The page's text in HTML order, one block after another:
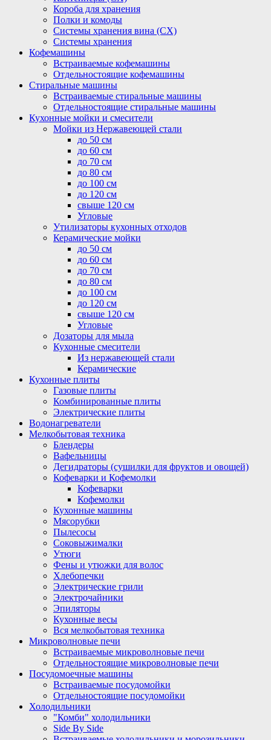
Короба для хранения
Полки и комоды
Системы хранения вина (СХ)
Системы хранения
Кофемашины
Встраиваемые кофемашины
Отдельностоящие кофемашины
Стиральные машины
Встраиваемые стиральные машины
Отдельностоящие стиральные машины
Кухонные мойки и смесители
Мойки из Нержавеющей стали
до 50 см
до 60 см
до 70 см
до 80 см
до 100 см
до 120 см
свыше 120 см
Угловые
Утилизаторы кухонных отходов
Керамические мойки
до 50 см
до 60 см
до 70 см
до 80 см
до 100 см
до 120 см
свыше 120 см
Угловые
Дозаторы для мыла
Кухонные смесители
Из нержавеющей стали
Керамические
Кухонные плиты
Газовые плиты
Комбинированные плиты
Электрические плиты
Водонагреватели
Мелкобытовая техника
Блендеры
Вафельницы
Дегидраторы (сушилки для фруктов и овощей)
Кофеварки и Кофемолки
Кофеварки
Кофемолки
Кухонные машины
Мясорубки
Пылесосы
Соковыжималки
Утюги
Фены и утюжки для волос
Хлебопечки
Электрические грили
Электрочайники
Эпиляторы
Кухонные весы
Вся мелкобытовая техника
Микроволновые печи
Встраиваемые микроволновые печи
Отдельностоящие микроволновые печи
Посудомоечные машины
Встраиваемые посудомойки
Отдельностоящие посудомойки
Холодильники
"Комби" холодильники
Side By Side